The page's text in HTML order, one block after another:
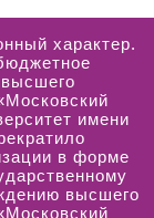
характер.
имени
в форме
высшего